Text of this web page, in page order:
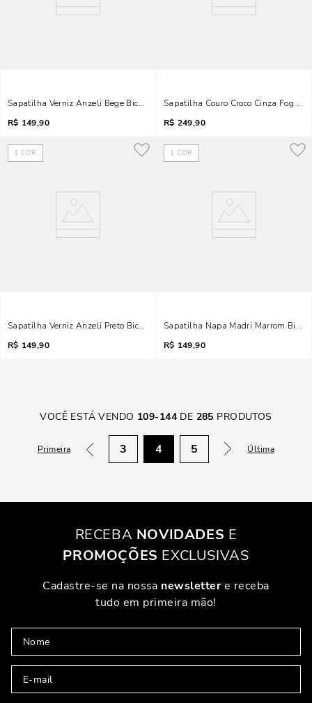
Sapatilha Verniz Anzeli Bege Bico Quadrado
R$ 149,90
Sapatilha Couro Croco Cinza Fog
R$ 249,90
1 COR
Sapatilha Verniz Anzeli Preto Bico Fino
R$ 149,90
1 COR
Sapatilha Napa Madri Marrom Bico
R$ 149,90
VOCÊ ESTÁ VENDO 109-144 DE 285 PRODUTOS
Primeira 3 4 5 Última
RECEBA NOVIDADES E
PROMOÇÕES EXCLUSIVAS
Cadastre-se na nossa newslettere receba
tudo em primeira mão!